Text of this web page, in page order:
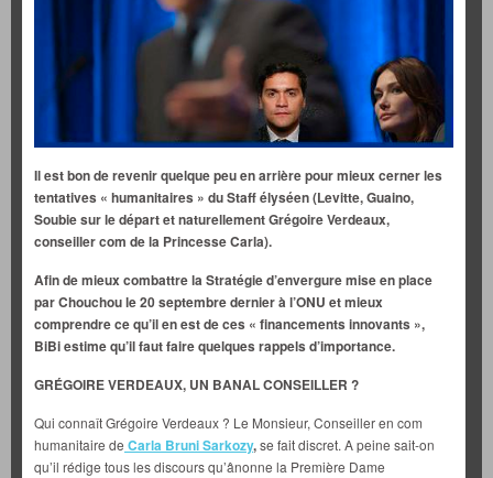
Il est bon de revenir quelque peu en arrière pour mieux cerner les
tentatives « humanitaires » du Staff élyséen (Levitte, Guaino,
Soubie sur le départ et naturellement Grégoire Verdeaux,
conseiller com de la Princesse Carla).
Afin de mieux combattre la Stratégie d’envergure mise en place
par Chouchou le 20 septembre dernier à l’ONU et mieux
comprendre ce qu’il en est de ces « financements innovants »,
BiBi estime qu’il faut faire quelques rappels d’importance.
GRÉGOIRE VERDEAUX, UN BANAL CONSEILLER ?
Qui connaît Grégoire Verdeaux ? Le Monsieur, Conseiller en com
humanitaire de Carla Bruni Sarkozy,se fait discret. A peine sait-on
qu’il rédige tous les discours qu’ânonne la Première Dame